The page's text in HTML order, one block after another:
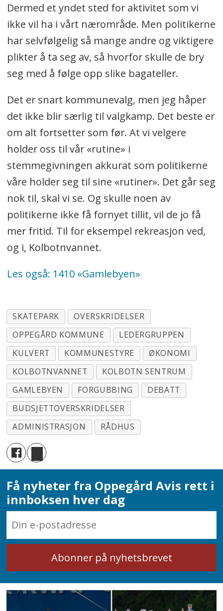
Dermed et yndet sted for aktivitet som vi
ikke vil ha i vårt nærområde. Men politikerne
har selvfølgelig så mange andre og viktigere
plikter å ta seg av, så hvorfor skulle de bry
seg med å følge opp slike bagateller.
Det er snart kommunevalg, men jeg håper
det ikke blir særlig til valgkamp. Det beste er
om alt fortsetter som før. At vi velgere
holder oss til vår «rutine» i
stemmegivningen akkurat som politikerne
våre holder seg til sine «rutiner». Det går seg
nok til, skal vi se. Og skulle noen av
politikerne ikke få fornyet tillit, vil de jo få
mer fritid. Til for eksempel rekreasjon ved,
og i, Kolbotnvannet.
Les også: 1410 «Gamlebyen»
SKATEPARK
OVERSKRIDELSER
OPPEGÅRD KOMMUNE
LEDERGRUPPEN
KULVERT
KOMMUNESTYRE
ØKONOMI
KOLBOTNVANNET
KOLBOTN SENTRUM
GAMLEBYEN
FORGUBBING
DEBATT
BUDSJETTOVERSKRIDELSER
ADMINISTRASJON
RÅDHUS
Få nyheter fra Oppegård Avis rett i
innboksen hver dag